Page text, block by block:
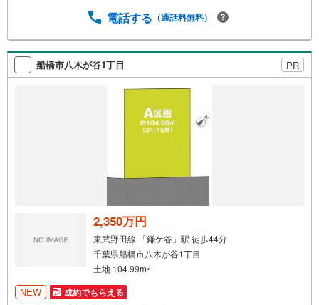
わせくださいませ）《コース内容（所要時間）》・サクッ
住宅ローン相談から （30分～）【資料請求無料、お電話
でのお問い合わせ無料】お日にち:時間帯のご指定が可能で
す!!平日やお仕事前・後のご内覧もお待ちしております!!ご
希望の日程、お時間をお知らせください。ご連絡を心より
お待ちしております！
電話する （通話料無料）
船橋市八木が谷1丁目 PR
2,350万円
東武野田線 「鎌ケ谷」駅 徒歩44分
千葉県船橋市八木が谷1丁目
土地 104.99m2
NEW 成約でもらえる